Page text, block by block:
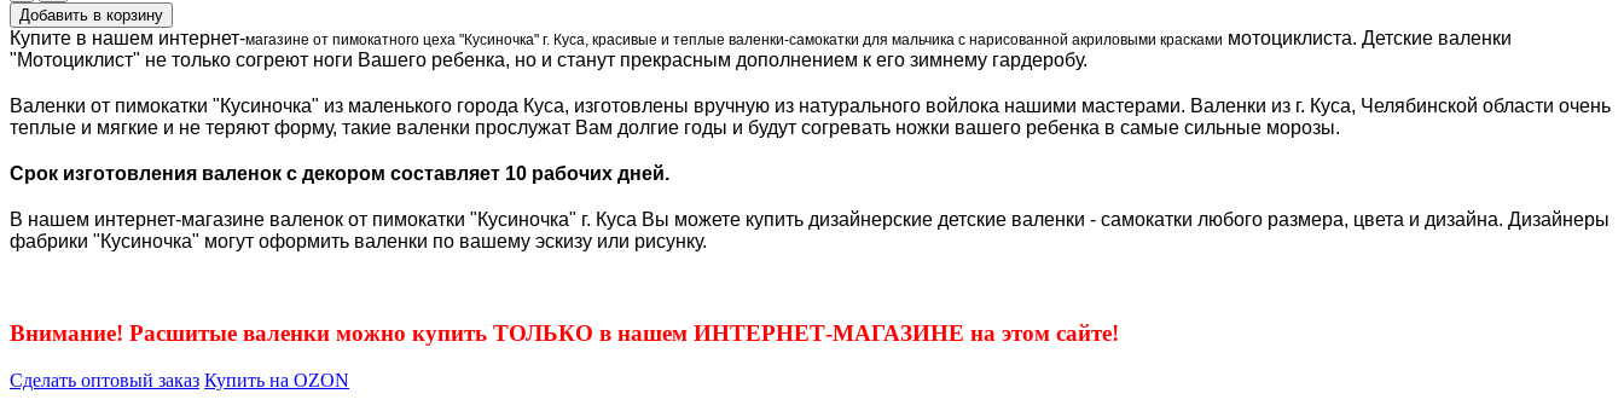
Купите в нашем интернет-магазине от пимокатного цеха "Кусиночка" г. Куса, красивые и теплые валенки-самокатки для мальчика с нарисованной акриловыми красками мотоциклиста. Детские валенки
"Мотоциклист" не только согреют ноги Вашего ребенка, но и станут прекрасным дополнением к его зимнему гардеробу.
Валенки от пимокатки "Кусиночка" из маленького города Куса, изготовлены вручную из натурального войлока нашими мастерами. Валенки из г. Куса, Челябинской области очень
теплые и мягкие и не теряют форму, такие валенки прослужат Вам долгие годы и будут согревать ножки вашего ребенка в самые сильные морозы.
Срок изготовления валенок с декором составляет 10 рабочих дней.
В нашем интернет-магазине валенок от пимокатки "Кусиночка" г. Куса Вы можете купить дизайнерские детские валенки - самокатки любого размера, цвета и дизайна. Дизайнеры
фабрики "Кусиночка" могут оформить валенки по вашему эскизу или рисунку.
Внимание! Расшитые валенки можно купить ТОЛЬКО в нашем ИНТЕРНЕТ-МАГАЗИНЕ на этом сайте!
Сделать оптовый заказ Купить на OZON